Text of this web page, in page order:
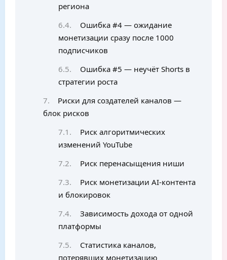
региона
Ошибка #4 — ожидание
монетизации сразу после 1000
подписчиков
Ошибка #5 — неучёт Shorts в
стратегии роста
Риски для создателей каналов —
блок рисков
Риск алгоритмических
изменений YouTube
Риск перенасыщения ниши
Риск монетизации AI-контента
и блокировок
Зависимость дохода от одной
платформы
Статистика каналов,
потерявших монетизацию